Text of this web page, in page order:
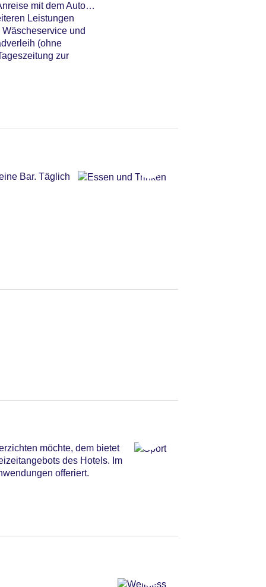
mit dem Auto
Leistungen
und
(ohne
zur
Bar. Täglich
möchte, dem bietet
des Hotels. Im
offeriert.